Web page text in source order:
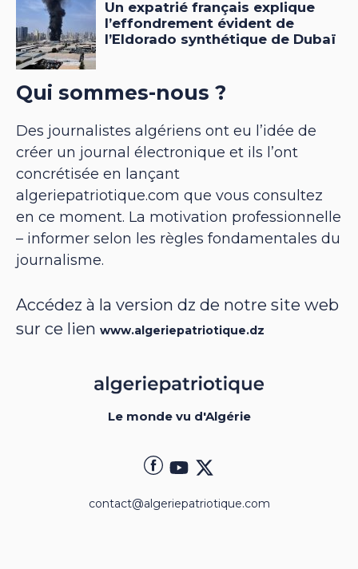
Qui sommes-nous ?
Des journalistes algériens ont eu l’idée de
créer un journal électronique et ils l’ont
concrétisée en lançant
algeriepatriotique.com que vous consultez
en ce moment. La motivation professionnelle
– informer selon les règles fondamentales du
journalisme.
Accédez à la version dz de notre site web
sur ce lien www.algeriepatriotique.dz
Le monde vu d'Algérie
contact@algeriepatriotique.com